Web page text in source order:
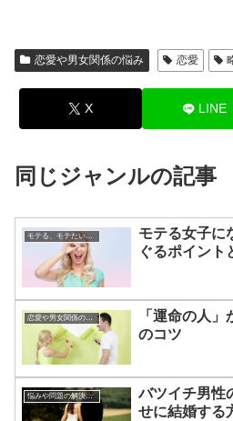
恋愛や男女関係の悩み 恋愛
X LINE
同じジャンルの記事
モテる、モテたい、今すぐ役立つ恋愛心理学
モテる女子に
ぐるポイント
恋愛や男女関係の悩み
「運命の人
のコツ
悩みや問題の解決方法
バツイチ男性
せに結婚する